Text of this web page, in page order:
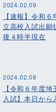
2024.02.09
【速報】令和
立高校入試出願
後４時半現在
2024.02.08
【令和６年度
入試】本日から